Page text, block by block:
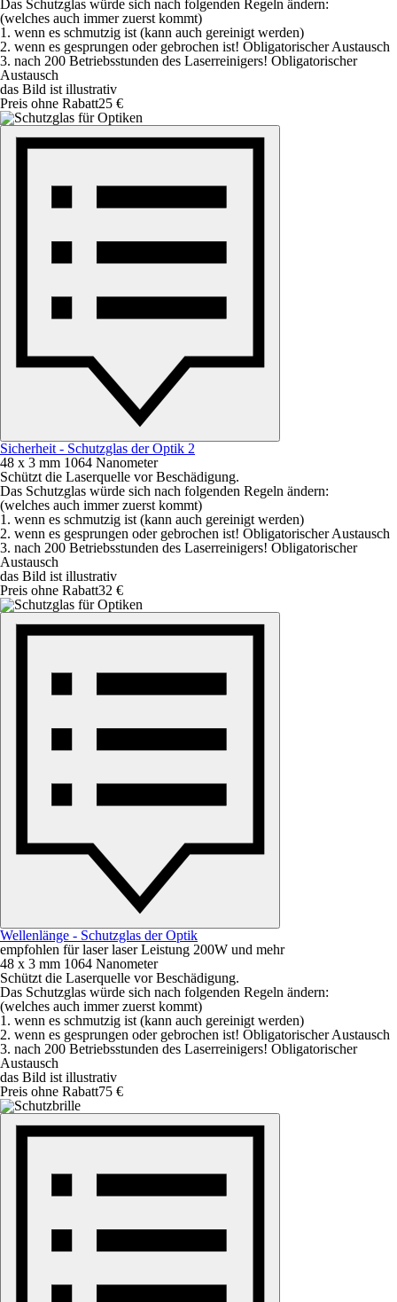
Das Schutzglas würde sich nach folgenden Regeln ändern:
(welches auch immer zuerst kommt)
1. wenn es schmutzig ist (kann auch gereinigt werden)
2. wenn es gesprungen oder gebrochen ist! Obligatorischer Austausch
3. nach 200 Betriebsstunden des Laserreinigers! Obligatorischer
Austausch
das Bild ist illustrativ
Preis ohne Rabatt25 €
Sicherheit - Schutzglas der Optik 2
48 x 3 mm 1064 Nanometer
Schützt die Laserquelle vor Beschädigung.
Das Schutzglas würde sich nach folgenden Regeln ändern:
(welches auch immer zuerst kommt)
1. wenn es schmutzig ist (kann auch gereinigt werden)
2. wenn es gesprungen oder gebrochen ist! Obligatorischer Austausch
3. nach 200 Betriebsstunden des Laserreinigers! Obligatorischer
Austausch
das Bild ist illustrativ
Preis ohne Rabatt32 €
Wellenlänge - Schutzglas der Optik
empfohlen für laser laser Leistung 200W und mehr
48 x 3 mm 1064 Nanometer
Schützt die Laserquelle vor Beschädigung.
Das Schutzglas würde sich nach folgenden Regeln ändern:
(welches auch immer zuerst kommt)
1. wenn es schmutzig ist (kann auch gereinigt werden)
2. wenn es gesprungen oder gebrochen ist! Obligatorischer Austausch
3. nach 200 Betriebsstunden des Laserreinigers! Obligatorischer
Austausch
das Bild ist illustrativ
Preis ohne Rabatt75 €